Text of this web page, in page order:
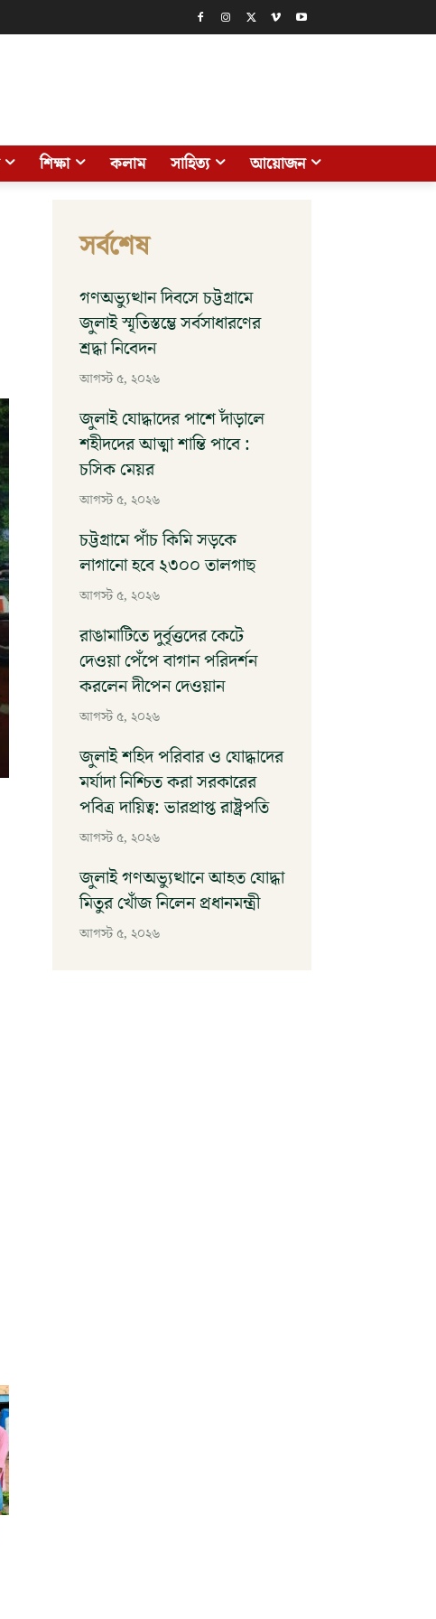
শিক্ষা কলাম সাহিত্য আয়োজন
সর্বশেষ
গণঅভ্যুত্থান দিবসে চট্টগ্রামে
জুলাই স্মৃতিস্তম্ভে সর্বসাধারণের
শ্রদ্ধা নিবেদন
আগস্ট ৫, ২০২৬
জুলাই যোদ্ধাদের পাশে দাঁড়ালে
শহীদদের আত্মা শান্তি পাবে :
চসিক মেয়র
আগস্ট ৫, ২০২৬
চট্টগ্রামে পাঁচ কিমি সড়কে
লাগানো হবে ২৩০০ তালগাছ
আগস্ট ৫, ২০২৬
রাঙামাটিতে দুর্বৃত্তদের ‎কেটে
দেওয়া পেঁপে বাগান পরিদর্শন
করলেন দীপেন দেওয়ান
আগস্ট ৫, ২০২৬
জুলাই শহিদ পরিবার ও যোদ্ধাদের
মর্যাদা নিশ্চিত করা সরকারের
পবিত্র দায়িত্ব: ভারপ্রাপ্ত রাষ্ট্রপতি
আগস্ট ৫, ২০২৬
জুলাই গণঅভ্যুত্থানে আহত যোদ্ধা
মিতুর খোঁজ নিলেন প্রধানমন্ত্রী
আগস্ট ৫, ২০২৬